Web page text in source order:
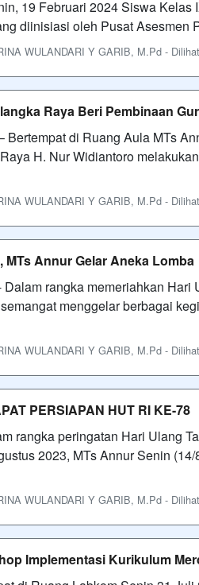
19 Februari 2024 Siswa
diinisiasi oleh Pusat Asesmen
WULANDARI Y GARIB, M.Pd -
Raya Beri Pembinaan
Bertempat di Ruang Aula MTs
H. Nur Widiantoro
WULANDARI Y GARIB, M.Pd -
MTs Annur Gelar Aneka Lomba
rangka memeriahkan Hari
menggelar berbagai
WULANDARI Y GARIB, M.Pd -
PERSIAPAN HUT RI KE-78
rangka peringatan Hari Ulang
2023, MTs Annur Senin
WULANDARI Y GARIB, M.Pd -
Implementasi Kurikulum